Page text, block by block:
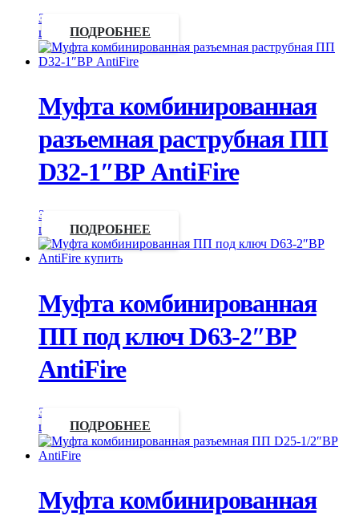
Запросить
цену
ПОДРОБНЕЕ
Муфта комбинированная
разъемная раструбная ПП
D32-1″ВР AntiFire
Запросить
цену
ПОДРОБНЕЕ
Муфта комбинированная
ПП под ключ D63-2″ВР
AntiFire
Запросить
цену
ПОДРОБНЕЕ
Муфта комбинированная